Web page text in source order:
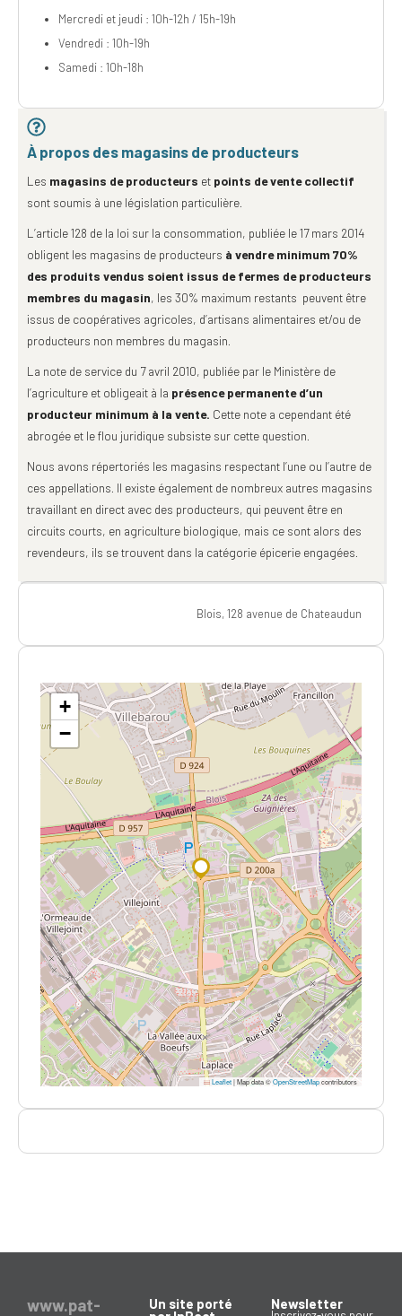
Mercredi et jeudi : 10h-12h / 15h-19h
Vendredi : 10h-19h
Samedi : 10h-18h
À propos des magasins de producteurs
Les magasins de producteurs et points de vente collectif
sont soumis à une législation particulière.
L’article 128 de la loi sur la consommation, publiée le 17 mars 2014
obligent les magasins de producteurs à vendre minimum 70%
des produits vendus soient issus de fermes de producteurs
membres du magasin, les 30% maximum restants peuvent être
issus de coopératives agricoles, d’artisans alimentaires et/ou de
producteurs non membres du magasin.
La note de service du 7 avril 2010, publiée par le Ministère de
l’agriculture et obligeait à la présence permanente d’un
producteur minimum à la vente. Cette note a cependant été
abrogée et le flou juridique subsiste sur cette question.
Nous avons répertoriés les magasins respectant l’une ou l’autre de
ces appellations. Il existe également de nombreux autres magasins
travaillant en direct avec des producteurs, qui peuvent être en
circuits courts, en agriculture biologique, mais ce sont alors des
revendeurs, ils se trouvent dans la catégorie épicerie engagées.
Blois, 128 avenue de Chateaudun
+
−
Leaflet|Map data ©OpenStreetMapcontributors
www.pat-
Un site porté Newsletter